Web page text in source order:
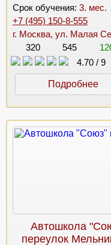
Срок обучения: 3. мес.
+7 (495) 150-8-555
г. Москва, ул. Малая
320
545
4.70 / 9
Подробнее
Автошкола
переулок